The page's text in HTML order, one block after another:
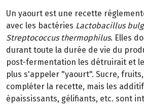
Un yaourt est une recette
avec les bactéries Lactobacillus
Streptococcus thermophilus. Elles
durant toute la durée de vie du
post-fermentation les détruirait et
plus s'appeler "yaourt". Sucre,
compléter la recette, mais les
épaississants, gélifiants, etc. sont